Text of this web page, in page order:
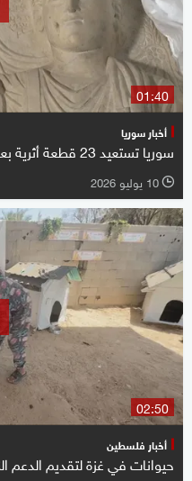
01:40
أخبار سوريا
سوريا تستعيد 23 قطعة أثرية بعد ما بقيت 15 عاما في باريس
l 10 يوليو 2026
02:50
أخبار فلسطين
حيوانات في غزة لتقديم الدعم